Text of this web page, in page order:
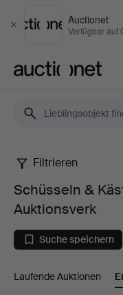
Schließen
Auctionet
Verfügbar auf
Schüsseln
Kästchen
bei
Filtrieren
Schüsseln &
Auktionsverk
Suche speichern
Laufende Auktionen